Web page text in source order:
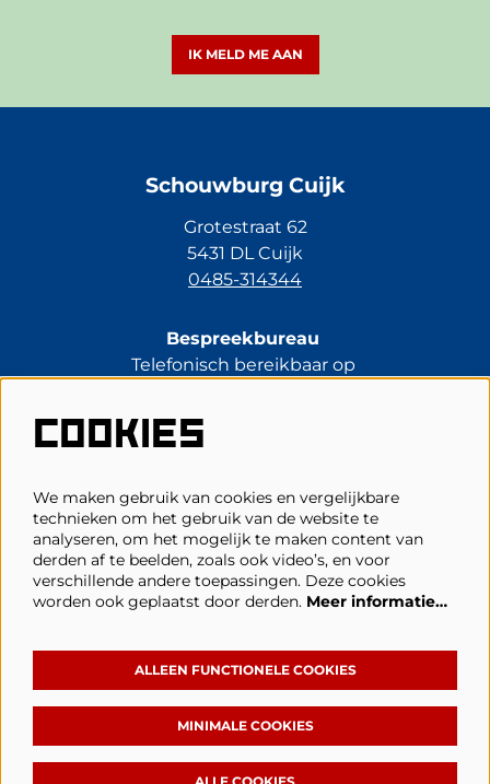
IK MELD ME AAN
Schouwburg Cuijk
Grotestraat 62
5431 DL Cuijk
0485-314344
Bespreekbureau
Telefonisch bereikbaar op
0485-314344
kassa@schouwburgcuijk.nl
Veelgestelde vragen
Zaalplattegronden
Privacy, cookies & voorwaarden
Toegankelijkheid
Volg Schouwburg Cuijk
COOKIES
We maken gebruik van cookies en vergelijkbare
technieken om het gebruik van de website te
analyseren, om het mogelijk te maken content van
derden af te beelden, zoals ook video’s, en voor
verschillende andere toepassingen. Deze cookies
worden ook geplaatst door derden. Meer informatie…
ALLEEN FUNCTIONELE COOKIES
MINIMALE COOKIES